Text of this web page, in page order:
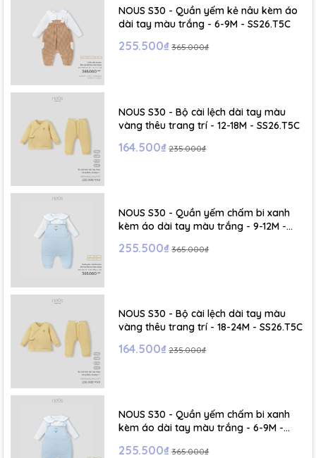
☁️ Bảng Size Mũ, Giày và Phụ kiện :
- NB : Dưới 6 kg
- Size S: 0-6 tháng
- Size M : 6-12 tháng
- Size L : 12-24 tháng
- Size XL :2- 6 tuổi
NOUS S30 - Quần yếm kẻ nâu kèm áo
dài tay màu trắng - 6-9M - SS26.T5C
255.500₫ 365.000₫
NOUS S30 - Bộ cài lệch dài tay màu
vàng thêu trang trí - 12-18M - SS26.T5C
164.500₫ 235.000₫
NOUS S30 - Quần yếm chấm bi xanh
kèm áo dài tay màu trắng - 9-12M -
255.500₫ 365.000₫
NOUS S30 - Bộ cài lệch dài tay màu
vàng thêu trang trí - 18-24M - SS26.T5C
164.500₫ 235.000₫
NOUS S30 - Quần yếm chấm bi xanh
kèm áo dài tay màu trắng - 6-9M -
255.500₫ 365.000₫